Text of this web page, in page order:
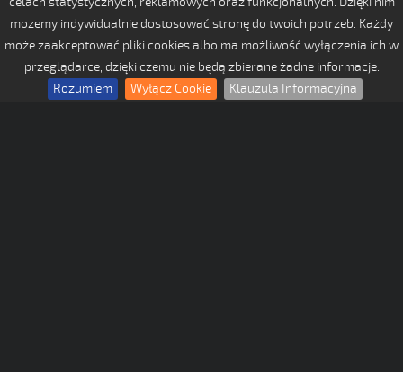
możemy indywidualnie dostosować stronę do twoich potrzeb. Każdy
może zaakceptować pliki cookies albo ma możliwość wyłączenia ich w
przeglądarce, dzięki czemu nie będą zbierane żadne informacje.
Rozumiem
Wyłącz Cookie Klauzula Informacyjna